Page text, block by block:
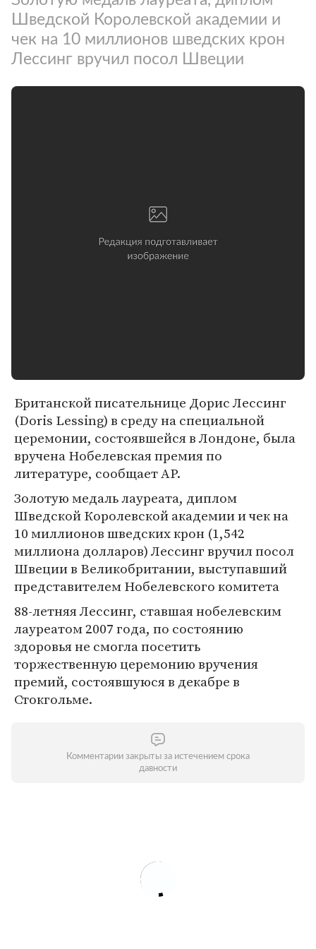
Шведской Королевской академии и
чек на 10 миллионов шведских крон
Лессинг вручил посол Швеции
Британской писательнице Дорис Лессинг
(Doris Lessing) в среду на специальной
церемонии, состоявшейся в Лондоне, была
вручена Нобелевская премия по
литературе, сообщает AP.
Золотую медаль лауреата, диплом
Шведской Королевской академии и чек на
10 миллионов шведских крон (1,542
миллиона долларов) Лессинг вручил посол
Швеции в Великобритании, выступавший
представителем Нобелевского комитета
88-летняя Лессинг, ставшая нобелевским
лауреатом 2007 года, по состоянию
здоровья не смогла посетить
торжественную церемонию вручения
премий, состоявшуюся в декабре в
Стокгольме.
Комментарии закрыты за истечением срока
давности